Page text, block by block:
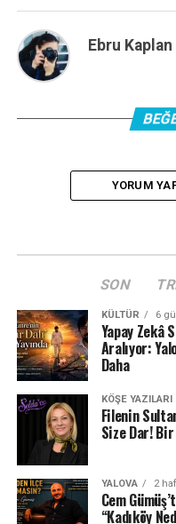
Ebru Kaplan
YORUM
SON
KÜLTÜR 6
Yapay Zekâ
Aralıyor:
Daha
KÖŞE YAZILARI
Filenin
Size Dar!
YALOVA 2
Cem
“Kadıköy